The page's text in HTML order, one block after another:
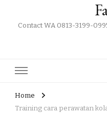
Contact WA 0813-3199-
Home
Training cara perawatan